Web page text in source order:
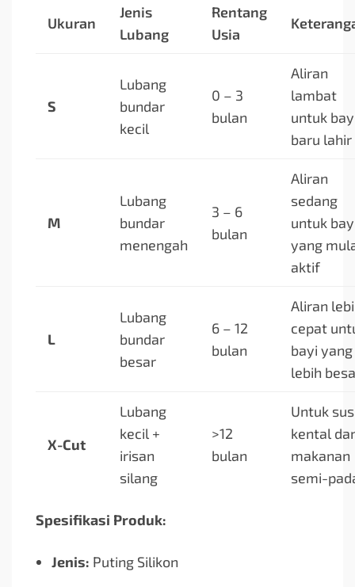
Ukuran
Jenis
Lubang
Rentang
Usia
S
Lubang
bundar
kecil
0 – 3
bulan
Aliran
lambat
untuk
baru lahir
M
Lubang
bundar
menengah
3 – 6
bulan
Aliran
sedang
untuk
yang
aktif
L
Lubang
bundar
besar
6 – 12
bulan
Aliran
cepat
bayi yang
lebih
X-Cut
Lubang
kecil +
irisan
silang
>12
bulan
Untuk
kental
makanan
semi-
Spesifikasi Produk:
Jenis: Puting Silikon